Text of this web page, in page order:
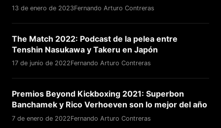
13 de enero de 2023Fernando Arturo Contreras
The Match 2022: Podcast de la pelea entre
Tenshin Nasukawa y Takeru en Japón
17 de junio de 2022Fernando Arturo Contreras
Premios Beyond Kickboxing 2021: Superbon
Banchamek y Rico Verhoeven son lo mejor del año
7 de enero de 2022Fernando Arturo Contreras